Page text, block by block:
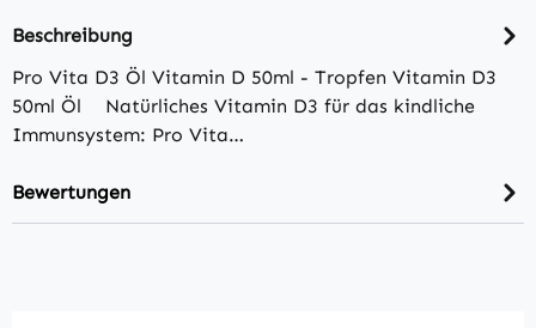
Beschreibung
Pro Vita D3 Öl Vitamin D 50ml - Tropfen Vitamin D3
50ml Öl Natürliches Vitamin D3 für das kindliche
Immunsystem: Pro Vita…
Bewertungen